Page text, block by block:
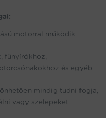
motorral működik
fűnyírókhoz,
és egyéb
mindig tudni fogja,
vagy szelepeket